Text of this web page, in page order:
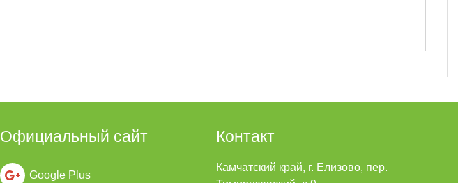
Официальный сайт
Google Plus
Контакт
Камчатский край, г. Елизово, пер.